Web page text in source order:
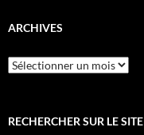
ARCHIVES
Archives
RECHERCHER SUR LE SITE